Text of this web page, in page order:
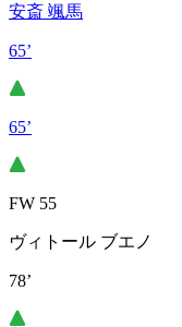
安斎 颯馬
65’
65’
FW 55
ヴィトール ブエノ
78’